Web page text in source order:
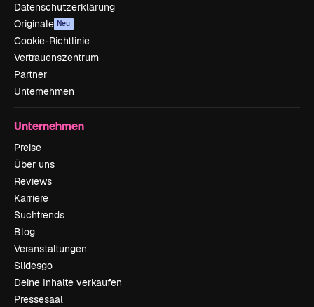
Datenschutzerklärung
Originale Neu
Cookie-Richtlinie
Vertrauenszentrum
Partner
Unternehmen
Unternehmen
Preise
Über uns
Reviews
Karriere
Suchtrends
Blog
Veranstaltungen
Slidesgo
Deine Inhalte verkaufen
Pressesaal